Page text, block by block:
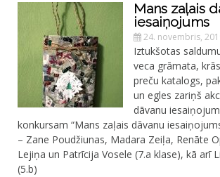
Mans zaļais
iesaiņojums
24. novembris,
Iztukšotas
veca grāmata,
preču katalogs,
un egles zariņš
dāvanu
konkursam “Mans zaļais dāvanu
– Zane Poudžiunas, Madara Zeiļa, Renāte
Lejiņa un Patrīcija Vosele (7.a klase), kā arī
(5.b)